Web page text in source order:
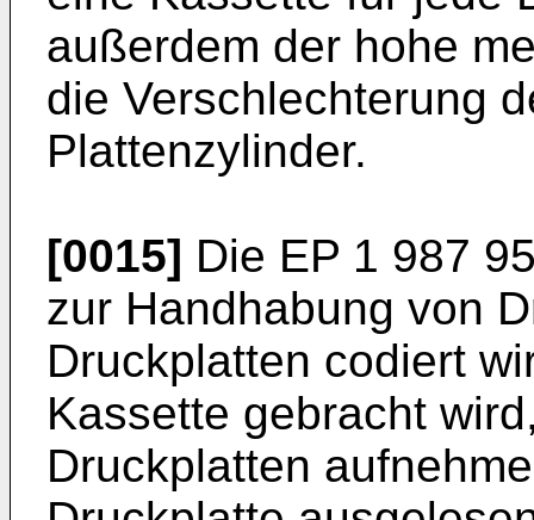
außerdem der hohe
die Verschlechterung
Plattenzylinder.
[0015] Die EP 1 987
zur Handhabung von
Druckplatten codiert
Kassette gebracht
Druckplatten